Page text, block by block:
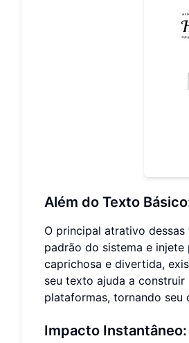
Além do Texto
O principal atrativo
padrão do sistema e
caprichosa e divertida,
seu texto ajuda a
plataformas, tornando seu
Impacto